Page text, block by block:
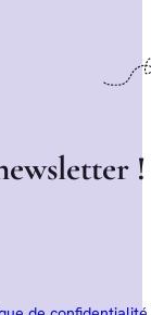
ewsletter !